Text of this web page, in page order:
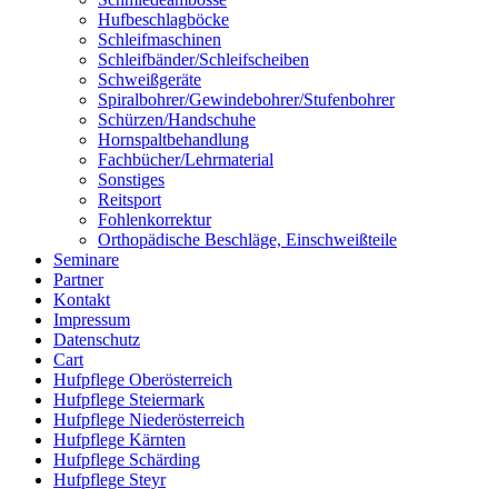
Hufbeschlagböcke
Schleifmaschinen
Schleifbänder/Schleifscheiben
Schweißgeräte
Spiralbohrer/Gewindebohrer/Stufenbohrer
Schürzen/Handschuhe
Hornspaltbehandlung
Fachbücher/Lehrmaterial
Sonstiges
Reitsport
Fohlenkorrektur
Orthopädische Beschläge, Einschweißteile
Seminare
Partner
Kontakt
Impressum
Datenschutz
Cart
Hufpflege Oberösterreich
Hufpflege Steiermark
Hufpflege Niederösterreich
Hufpflege Kärnten
Hufpflege Schärding
Hufpflege Steyr